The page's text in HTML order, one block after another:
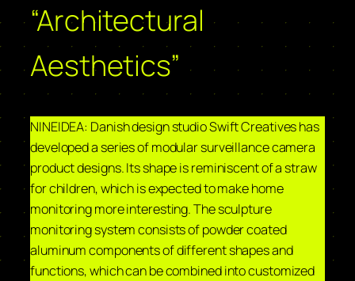
“Architectural
Aesthetics”
NINEIDEA: Danish design studio Swift Creatives has
developed a series of modular surveillance camera
product designs. Its shape is reminiscent of a straw
for children, which is expected to make home
monitoring more interesting. The sculpture
monitoring system consists of powder coated
aluminum components of different shapes and
functions, which can be combined into customized